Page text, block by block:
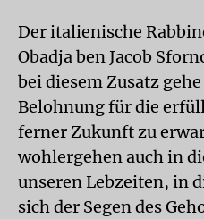
Der italienische
Obadja ben Jacob
bei diesem Zusatz
Belohnung für die
ferner Zukunft zu
wohlergehen auch in
unseren Lebzeiten, in
sich der Segen des